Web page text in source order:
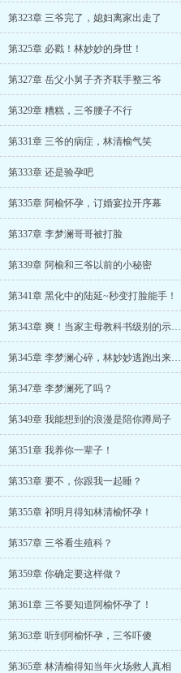
第323章 三爷完了，媳妇离家出走了
第325章 必戳！林妙妙的身世！
第327章 岳父小舅子齐齐联手整三爷
第329章 糟糕，三爷腰子不行
第331章 三爷的病症，林清榆气笑
第333章 还是验孕吧
第335章 阿榆怀孕，订婚宴拉开序幕
第337章 李梦澜哥哥被打脸
第339章 阿榆和三爷以前的小秘密
第341章 黑化中的陆延~秒变打脸能手！
第343章 爽！当家主母教科书级别的示范！
第345章 李梦澜心碎，林妙妙逃跑出来告诉陆延真相
第347章 李梦澜死了吗？
第349章 我能想到的浪漫是陪你蹲局子
第351章 我养你一辈子！
第353章 要不，你跟我一起睡？
第355章 祁明月得知林清榆怀孕！
第357章 三爷看生殖科？
第359章 你确定要这样做？
第361章 三爷要知道阿榆怀孕了！
第363章 听到阿榆怀孕，三爷吓傻
第365章 林清榆得知当年火场救人真相